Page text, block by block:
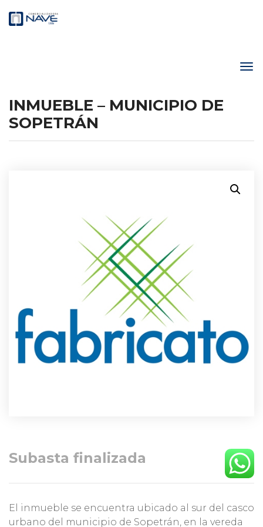
INMUEBLE – MUNICIPIO DE
SOPETRÁN
Subasta finalizada
El inmueble se encuentra ubicado al sur del casco
urbano del municipio de Sopetrán, en la vereda